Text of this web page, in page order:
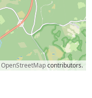
OpenStreetMapcontributors.